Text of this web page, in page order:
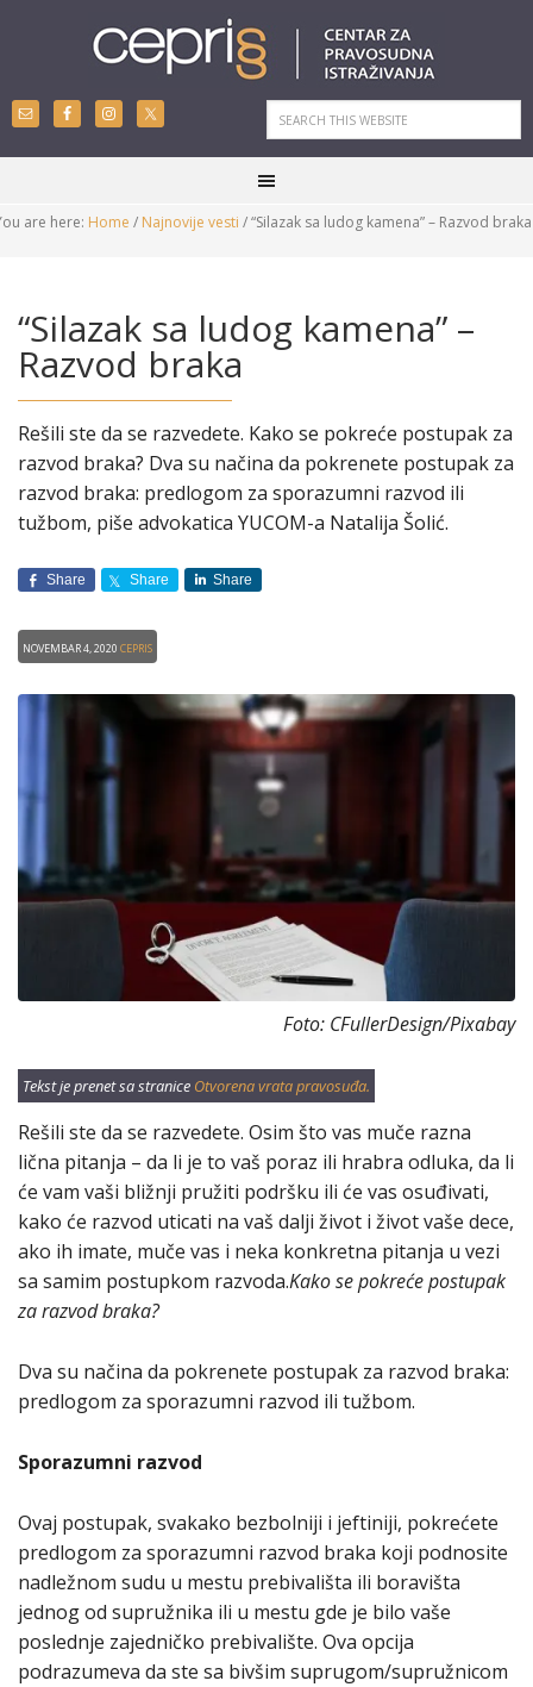
are here: Home / Najnovije vesti /“Silazak sa ludog kamena” – Razvod braka
“Silazak sa ludog kamena” –
Razvod braka
Rešili ste da se razvedete. Kako se pokreće postupak za
razvod braka? Dva su načina da pokrenete postupak za
razvod braka: predlogom za sporazumni razvod ili
tužbom, piše advokatica YUCOM-a Natalija Šolić.
Share Share Share
Novembar 4, 2020CEPRIS
Foto: CFullerDesign/Pixabay
Tekst je prenet sa stranice Otvorena vrata pravosuđa.
Rešili ste da se razvedete. Osim što vas muče razna
lična pitanja – da li je to vaš poraz ili hrabra odluka, da li
će vam vaši bližnji pružiti podršku ili će vas osuđivati,
kako će razvod uticati na vaš dalji život i život vaše dece,
ako ih imate, muče vas i neka konkretna pitanja u vezi
sa samim postupkom razvoda.Kako se pokreće postupak
za razvod braka?
Dva su načina da pokrenete postupak za razvod braka:
predlogom za sporazumni razvod ili tužbom.
Sporazumni razvod
Ovaj postupak, svakako bezbolniji i jeftiniji, pokrećete
predlogom za sporazumni razvod braka koji podnosite
nadležnom sudu u mestu prebivališta ili boravišta
jednog od supružnika ili u mestu gde je bilo vaše
poslednje zajedničko prebivalište. Ova opcija
podrazumeva da ste sa bivšim suprugom/supružnicom